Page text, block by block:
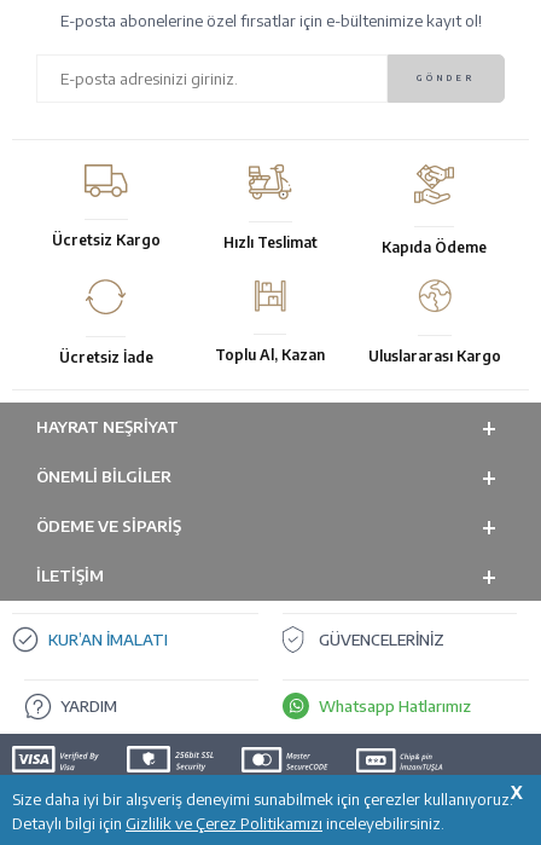
X
Size daha iyi bir alışveriş deneyimi sunabilmek için çerezler kullanıyoruz.
Detaylı bilgi için Gizlilik ve Çerez Politikamızı inceleyebilirsiniz.
E-posta abonelerine özel fırsatlar için e-bültenimize kayıt ol!
Ücretsiz Kargo Hızlı Teslimat Kapıda Ödeme
Ücretsiz İade Toplu Al, Kazan Uluslararası Kargo
HAYRAT NEŞRIYAT
ÖNEMLI BILGILER
ÖDEME VE SİPARİŞ
İLETİŞİM
KUR’AN İMALATI GÜVENCELERİNİZ
YARDIM Whatsapp Hatlarımız
T-Soft E-Ticaret Sistemleriyle Hazırlanmıştır.